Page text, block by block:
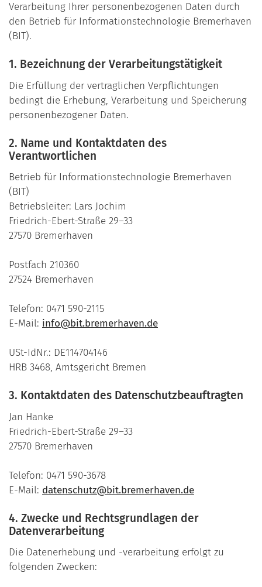
Verarbeitung Ihrer personenbezogenen Daten durch
den Betrieb für Informationstechnologie Bremerhaven
(BIT).
1. Bezeichnung der Verarbeitungstätigkeit
Die Erfüllung der vertraglichen Verpflichtungen
bedingt die Erhebung, Verarbeitung und Speicherung
personenbezogener Daten.
2. Name und Kontaktdaten des
Verantwortlichen
Betrieb für Informationstechnologie Bremerhaven
(BIT)
Betriebsleiter: Lars Jochim
Friedrich-Ebert-Straße 29–33
27570 Bremerhaven
Postfach 210360
27524 Bremerhaven
Telefon: 0471 590-2115
E-Mail: info@bit.bremerhaven.de
USt-IdNr.: DE114704146
HRB 3468, Amtsgericht Bremen
3. Kontaktdaten des Datenschutzbeauftragten
Jan Hanke
Friedrich-Ebert-Straße 29–33
27570 Bremerhaven
Telefon: 0471 590-3678
E-Mail: datenschutz@bit.bremerhaven.de
4. Zwecke und Rechtsgrundlagen der
Datenverarbeitung
Die Datenerhebung und -verarbeitung erfolgt zu
folgenden Zwecken: